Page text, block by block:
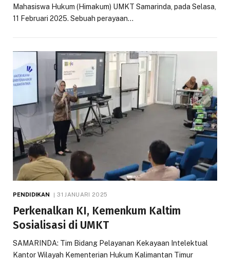
Mahasiswa Hukum (Himakum) UMKT Samarinda, pada Selasa,
11 Februari 2025. Sebuah perayaan…
PENDIDIKAN 31 JANUARI 2025
Perkenalkan KI, Kemenkum Kaltim
Sosialisasi di UMKT
SAMARINDA: Tim Bidang Pelayanan Kekayaan Intelektual
Kantor Wilayah Kementerian Hukum Kalimantan Timur